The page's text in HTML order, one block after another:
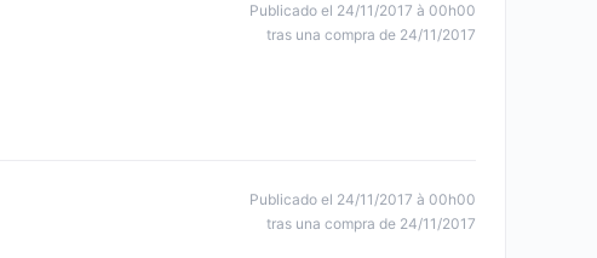
Publicado el 24/11/2017 à 00h00
tras una compra de 24/11/2017
Publicado el 24/11/2017 à 00h00
tras una compra de 24/11/2017